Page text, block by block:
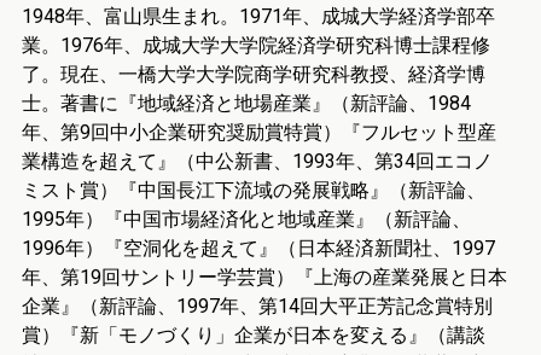
1948年、富山県生まれ。1971年、成城大学経済学部卒
業。1976年、成城大学大学院経済学研究科博士課程修
了。現在、一橋大学大学院商学研究科教授、経済学博
士。著書に『地域経済と地場産業』（新評論、1984
年、第9回中小企業研究奨励賞特賞）『フルセット型産
業構造を超えて』（中公新書、1993年、第34回エコノ
ミスト賞）『中国長江下流域の発展戦略』（新評論、
1995年）『中国市場経済化と地域産業』（新評論、
1996年）『空洞化を超えて』（日本経済新聞社、1997
年、第19回サントリー学芸賞）『上海の産業発展と日本
企業』（新評論、1997年、第14回大平正芳記念賞特別
賞）『新「モノづくり」企業が日本を変える』（講談